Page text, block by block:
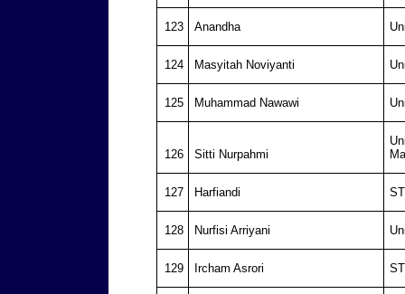
123 Anandha
124 Masyitah Noviyanti
125 Muhammad Nawawi
126 Sitti Nurpahmi
127 Harfiandi
128 Nurfisi Arriyani
129 Ircham Asrori